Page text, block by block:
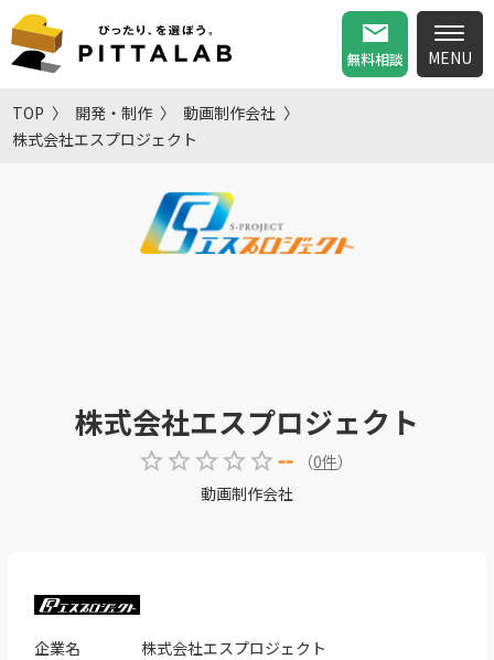
無料相談
TOP 開発・制作
動画制作会社
株式会社エスプロジェクト
株式会社エスプロジェクト
-- （0件）
動画制作会社
企業名
株式会社エスプロジェクト